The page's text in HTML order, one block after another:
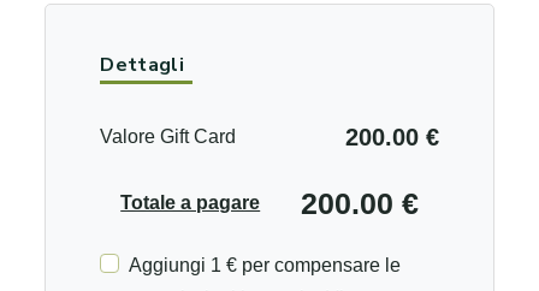
Dettagli
Valore Gift Card 200.00 €
Totale a pagare 200.00 €
Aggiungi 1 € per compensare le